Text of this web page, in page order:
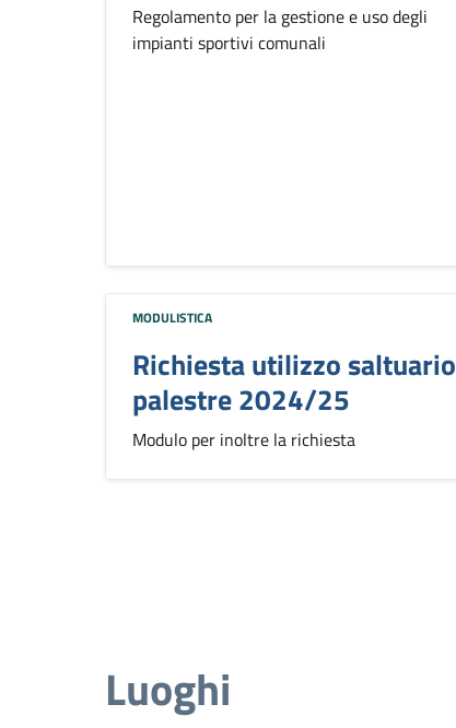
Regolamento per la gestione e uso degli
impianti sportivi comunali
MODULISTICA
Richiesta utilizzo saltuario
palestre 2024/25
Modulo per inoltre la richiesta
Luoghi